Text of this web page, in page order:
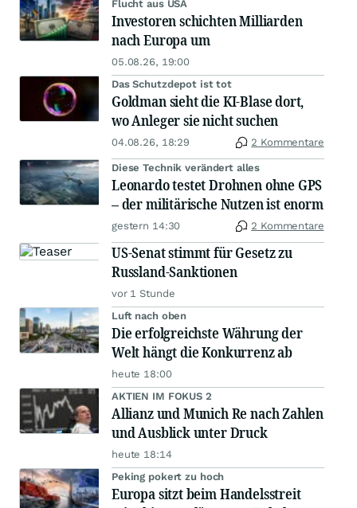
Flucht aus USA
Investoren schichten Milliarden
nach Europa um
05.08.26, 19:00
Das Schutzdepot ist tot
Goldman sieht die KI-Blase dort,
wo Anleger sie nicht suchen
04.08.26, 18:29 2 Kommentare
Diese Technik verändert alles
Leonardo testet Drohnen ohne GPS
– der militärische Nutzen ist enorm
gestern 14:30 2 Kommentare
US-Senat stimmt für Gesetz zu
Russland-Sanktionen
vor 1 Stunde
Luft nach oben
Die erfolgreichste Währung der
Welt hängt die Konkurrenz ab
heute 18:00
AKTIEN IM FOKUS 2
Allianz und Munich Re nach Zahlen
und Ausblick unter Druck
heute 18:14
Peking pokert zu hoch
Europa sitzt beim Handelsstreit